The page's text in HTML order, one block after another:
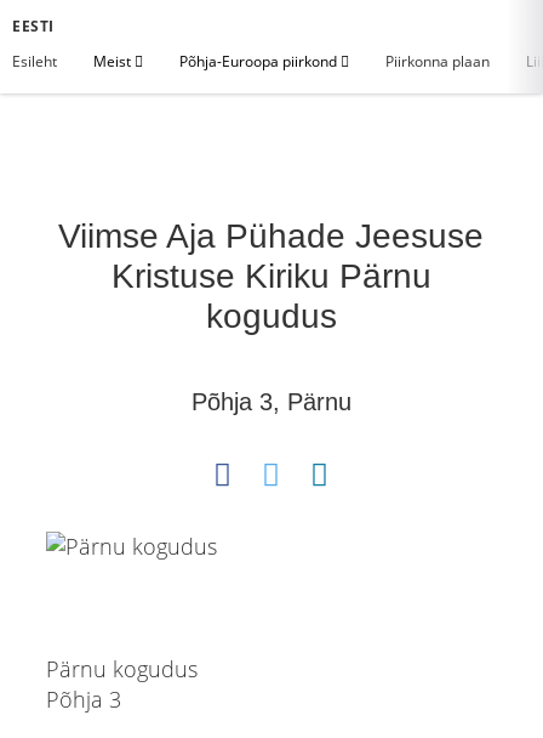
EESTI
Esileht
Meist Põhja-Euroopa piirkond Piirkonna plaan
Viimse Aja Pühade Jeesuse
Kristuse Kiriku Pärnu
kogudus
Põhja 3, Pärnu
Pärnu kogudus
Põhja 3